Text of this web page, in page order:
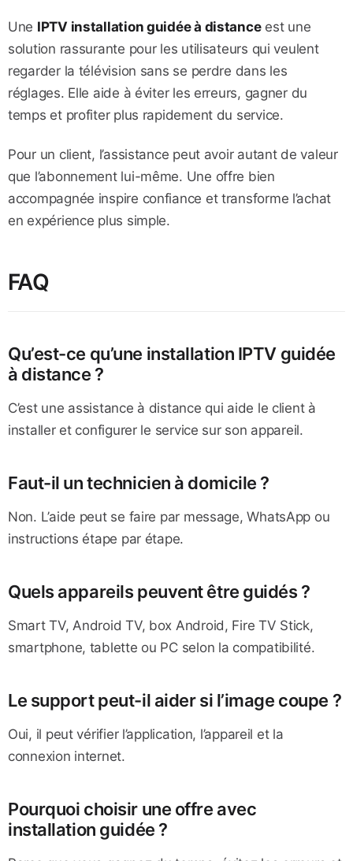
Une IPTV installation guidée à distanceest une
solution rassurante pour les utilisateurs qui veulent
regarder la télévision sans se perdre dans les
réglages. Elle aide à éviter les erreurs, gagner du
temps et profiter plus rapidement du service.
Pour un client, l’assistance peut avoir autant de valeur
que l’abonnement lui-même. Une offre bien
accompagnée inspire confiance et transforme l’achat
en expérience plus simple.
FAQ
Qu’est-ce qu’une installation IPTV guidée
à distance ?
C’est une assistance à distance qui aide le client à
installer et configurer le service sur son appareil.
Faut-il un technicien à domicile ?
Non. L’aide peut se faire par message, WhatsApp ou
instructions étape par étape.
Quels appareils peuvent être guidés ?
Smart TV, Android TV, box Android, Fire TV Stick,
smartphone, tablette ou PC selon la compatibilité.
Le support peut-il aider si l’image coupe ?
Oui, il peut vérifier l’application, l’appareil et la
connexion internet.
Pourquoi choisir une offre avec
installation guidée ?